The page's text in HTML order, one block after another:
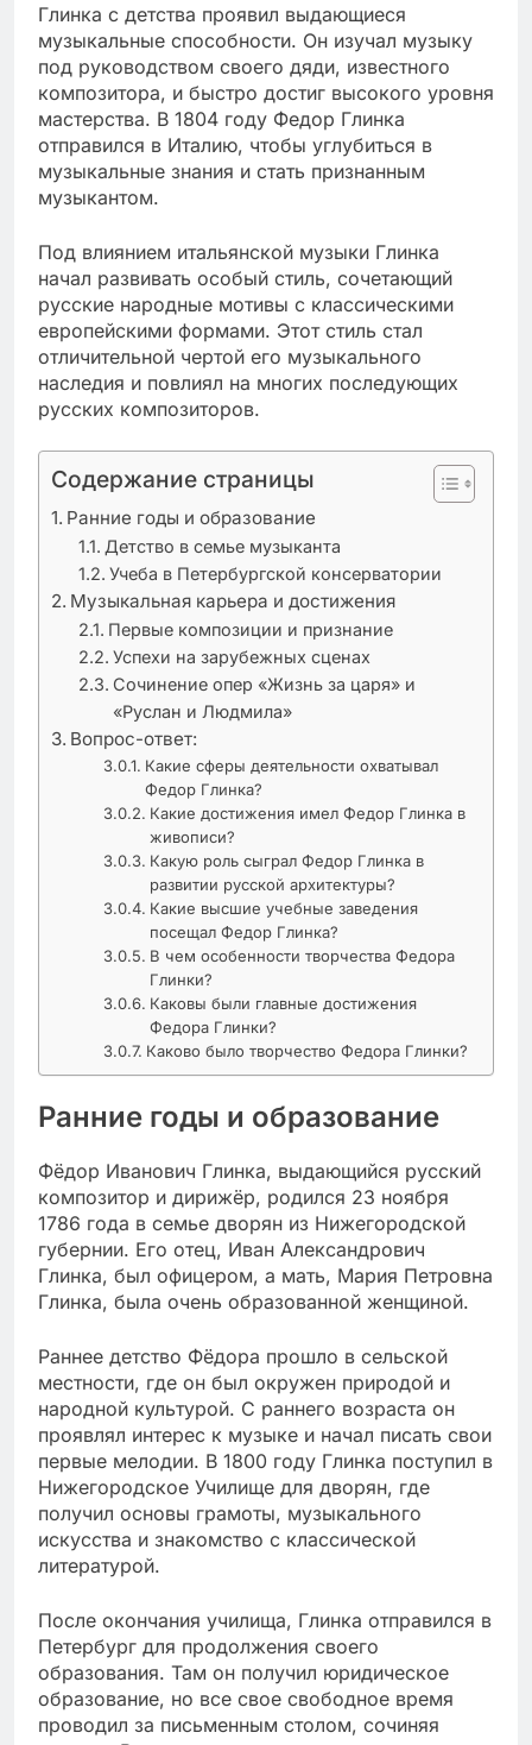
Глинка с детства проявил выдающиеся
музыкальные способности. Он изучал музыку
под руководством своего дяди, известного
композитора, и быстро достиг высокого уровня
мастерства. В 1804 году Федор Глинка
отправился в Италию, чтобы углубиться в
музыкальные знания и стать признанным
музыкантом.
Под влиянием итальянской музыки Глинка
начал развивать особый стиль, сочетающий
русские народные мотивы с классическими
европейскими формами. Этот стиль стал
отличительной чертой его музыкального
наследия и повлиял на многих последующих
русских композиторов.
Содержание страницы
Ранние годы и образование
Детство в семье музыканта
Учеба в Петербургской консерватории
Музыкальная карьера и достижения
Первые композиции и признание
Успехи на зарубежных сценах
Сочинение опер «Жизнь за царя» и
«Руслан и Людмила»
Вопрос-ответ:
Какие сферы деятельности охватывал
Федор Глинка?
Какие достижения имел Федор Глинка в
живописи?
Какую роль сыграл Федор Глинка в
развитии русской архитектуры?
Какие высшие учебные заведения
посещал Федор Глинка?
В чем особенности творчества Федора
Глинки?
Каковы были главные достижения
Федора Глинки?
Каково было творчество Федора Глинки?
Ранние годы и образование
Фёдор Иванович Глинка, выдающийся русский
композитор и дирижёр, родился 23 ноября
1786 года в семье дворян из Нижегородской
губернии. Его отец, Иван Александрович
Глинка, был офицером, а мать, Мария Петровна
Глинка, была очень образованной женщиной.
Раннее детство Фёдора прошло в сельской
местности, где он был окружен природой и
народной культурой. С раннего возраста он
проявлял интерес к музыке и начал писать свои
первые мелодии. В 1800 году Глинка поступил в
Нижегородское Училище для дворян, где
получил основы грамоты, музыкального
искусства и знакомство с классической
литературой.
После окончания училища, Глинка отправился в
Петербург для продолжения своего
образования. Там он получил юридическое
образование, но все свое свободное время
проводил за письменным столом, сочиняя